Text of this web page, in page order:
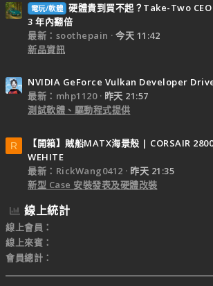
電玩/軟體 硬體貴到買不起？Take-Two
3 年內翻倍
最新：soothepain
今天 11:42
新品資訊
NVIDIA GeForce Vulkan Developer
最新：mhp1120
昨天 21:57
測試軟體、驅動程式提供
R
【開箱】賊船MATX海景殼 | CORSAIR
WEHITE
最新：RickWang0412
昨天 21:35
新型 Case 安裝發表及硬體改裝
線上統計
線上會員
線上來賓
會員總計